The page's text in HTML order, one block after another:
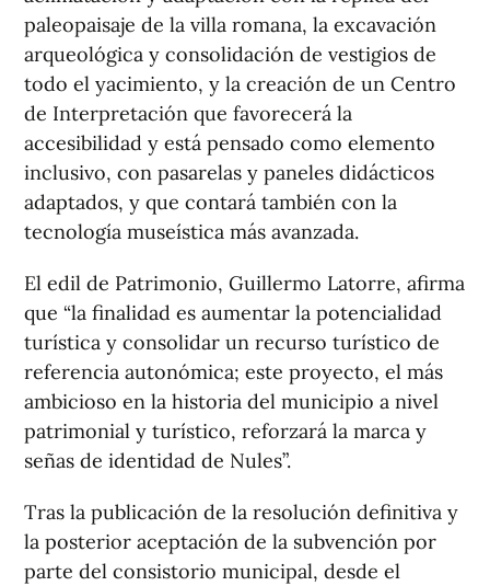
paleopaisaje de la villa romana, la excavación
arqueológica y consolidación de vestigios de
todo el yacimiento, y la creación de un Centro
de Interpretación que favorecerá la
accesibilidad y está pensado como elemento
inclusivo, con pasarelas y paneles didácticos
adaptados, y que contará también con la
tecnología museística más avanzada.
El edil de Patrimonio, Guillermo Latorre, afirma
que “la finalidad es aumentar la potencialidad
turística y consolidar un recurso turístico de
referencia autonómica; este proyecto, el más
ambicioso en la historia del municipio a nivel
patrimonial y turístico, reforzará la marca y
señas de identidad de Nules”.
Tras la publicación de la resolución definitiva y
la posterior aceptación de la subvención por
parte del consistorio municipal, desde el